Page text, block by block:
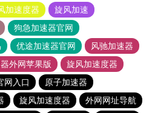
加速度器
旋风加速
狗急加速器官网
优途加速器官网
风驰加速器
外网苹果版
旋风加速度器
网入口
原子加速器
旋风加速度器
外网网址导航